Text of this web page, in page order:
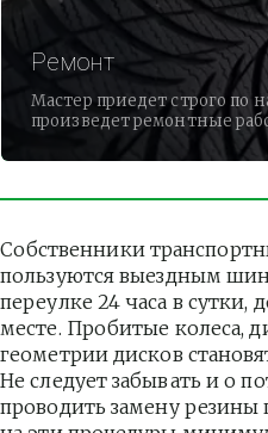
Ремонт
Мастер приедет строго по
произведет ремонтные
Собственники
пользуются выездным
переулке 24 часа в сутки,
месте. Пробитые колеса,
геометрии дисков
Не следует забывать и о
проводить замену резины